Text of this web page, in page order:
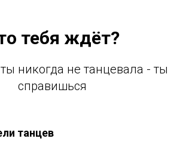
тебя ждёт?
никогда не танцевала - ты
справишься
танцев